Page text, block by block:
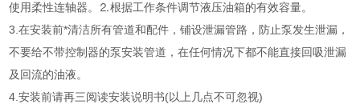
使用柔性连轴器。⒉根据工作条件调节液压油箱的有效容量。
3.在安装前*清洁所有管道和配件，铺设泄漏管路，防止泵发生泄漏，
不要给不带控制器的泵安装管道，在任何情况下都不能直接回吸泄漏
及回流的油液。
4.安装前请再三阅读安装说明书(以上几点不可忽视)